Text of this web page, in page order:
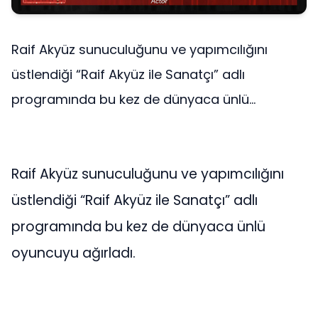
Raif Akyüz sunuculuğunu ve yapımcılığını
üstlendiği “Raif Akyüz ile Sanatçı” adlı
programında bu kez de dünyaca ünlü...
Raif Akyüz sunuculuğunu ve yapımcılığını
üstlendiği “Raif Akyüz ile Sanatçı” adlı
programında bu kez de dünyaca ünlü
oyuncuyu ağırladı.